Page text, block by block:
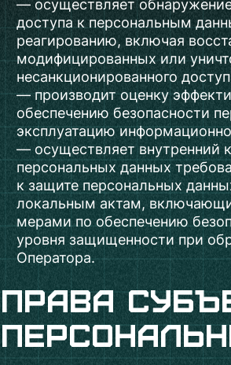
— осуществляет
доступа к персональным
реагированию, включая
модифицированных или
несанкционированного
— производит оценку
обеспечению безопасности
эксплуатацию
— осуществляет внутренний
персональных данных
к защите персональных
локальным актам,
мерами по обеспечению
уровня защищенности при
Оператора.
Права